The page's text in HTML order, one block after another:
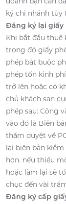
ký chi nhánh tùy
Đăng ký lại giấy
Khi bắt đầu thuê
trong đó giấy
phép bắt buộc
phép tốn kinh
trở lên hoặc có
chủ khách sạn
phép sau: Công
vào đó là Biên
thẩm duyệt về
lại biên bản
hơn. nếu thiếu
hoặc làm lại sẽ
chục đến vài
Đăng ký cấp